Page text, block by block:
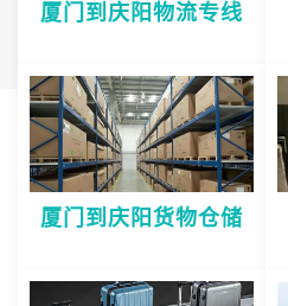
厦门到庆阳物流专线
厦门到庆阳货物仓储